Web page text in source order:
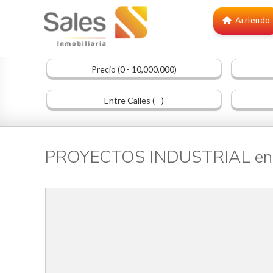
Arriendo
Precio (0 - 10,000,000)
Entre Calles ( - )
PROYECTOS INDUSTRIAL